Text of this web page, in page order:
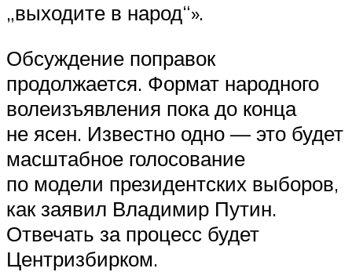
„выходите в народ“».
Обсуждение поправок
продолжается. Формат народного
волеизъявления пока до конца
не ясен. Известно одно — это будет
масштабное голосование
по модели президентских выборов,
как заявил Владимир Путин.
Отвечать за процесс будет
Центризбирком.